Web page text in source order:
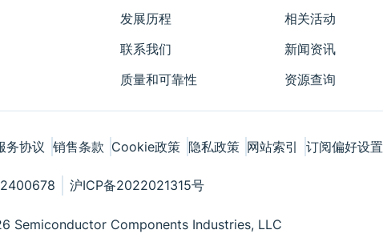
发展历程
联系我们
质量和可靠性
相关活动
新闻资讯
资源查询
务协议 销售条款 Cookie政策 隐私政策 网站索引 订阅偏好设置
沪ICP备2022021315号
Semiconductor Components Industries, LLC